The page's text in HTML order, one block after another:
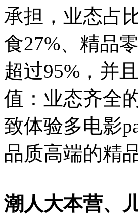
承担，业态占
食27%、精品
超过95%，并
值：业态齐全
致体验多电影
品质高端的精
潮人大本营、